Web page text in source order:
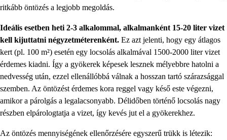
ritkább öntözés a legjobb megoldás.
Ideális esetben heti 2-3 alkalommal, alkalmanként 15-20 liter vizet
kell kijuttatni négyzetméterenként. Ez azt jelenti, hogy egy átlagos
kert (pl. 100 m²) esetén egy locsolás alkalmával 1500-2000 liter vizet
érdemes kiadni. Így a gyökerek képesek lesznek mélyebbre hatolni a
nedvesség után, ezzel ellenállóbbá válnak a hosszan tartó szárazsággal
szemben. Az öntözést érdemes kora reggel vagy késő este végezni,
amikor a párolgás a legalacsonyabb. Délidőben történő locsolás nagy
részben elpárologtatja a vizet, így kevés jut el a gyökerekhez.
Az öntözés mennyiségének ellenőrzésére egyszerű trükk is létezik: